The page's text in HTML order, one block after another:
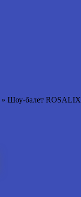
» Шоу-балет ROSALIX